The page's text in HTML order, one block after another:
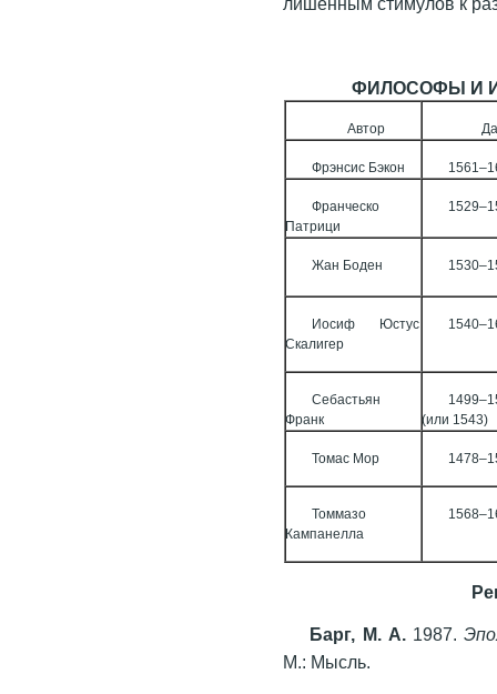
ФИЛОСОФЫ И
Автор
Фрэнсис Бэкон
Франческо
Патрици
Жан Боден
Иосиф Юстус
Скалигер
Себастьян
Франк
(или 1543)
Томас Мор
Томмазо
Кампанелла
Барг, М. А.1987.
М.: Мысль.